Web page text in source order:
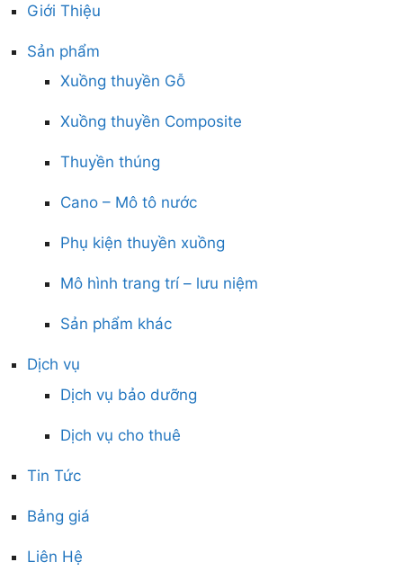
Giới Thiệu
Sản phẩm
Xuồng thuyền Gỗ
Xuồng thuyền Composite
Thuyền thúng
Cano – Mô tô nước
Phụ kiện thuyền xuồng
Mô hình trang trí – lưu niệm
Sản phẩm khác
Dịch vụ
Dịch vụ bảo dưỡng
Dịch vụ cho thuê
Tin Tức
Bảng giá
Liên Hệ